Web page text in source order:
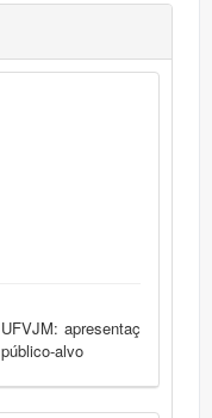
apresentaç
alvo